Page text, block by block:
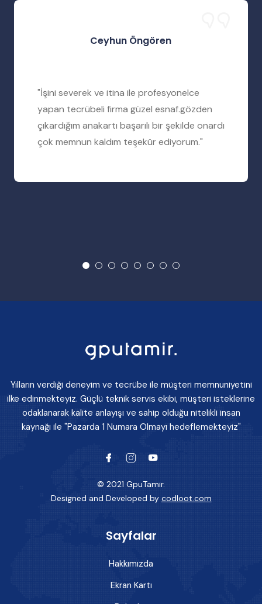
Ceyhun Öngören
"İşini severek ve itina ile profesyonelce
yapan tecrübeli firma güzel esnaf.gözden
çıkardığım anakartı başarılı bir şekilde onardı
çok memnun kaldım teşekür ediyorum."
Yılların verdiği deneyim ve tecrübe ile müşteri memnuniyetini
ilke edinmekteyiz. Güçlü teknik servis ekibi, müşteri isteklerine
odaklanarak kalite anlayışı ve sahip olduğu nitelikli insan
kaynağı ile "Pazarda 1 Numara Olmayı hedeflemekteyiz"
© 2021 GpuTamir.
Designed and Developed by codloot.com
Sayfalar
Hakkımızda
Ekran Kartı